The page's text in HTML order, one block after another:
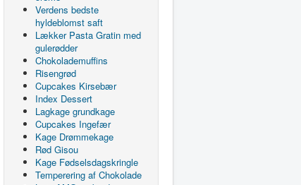
Verdens bedste
hyldeblomst saft
Lækker Pasta Gratin med
gulerødder
Chokolademuffins
Risengrød
Cupcakes Kirsebær
Index Dessert
Lagkage grundkage
Cupcakes Ingefær
Kage Drømmekage
Rød Gisou
Kage Fødselsdagskringle
Temperering af Chokolade